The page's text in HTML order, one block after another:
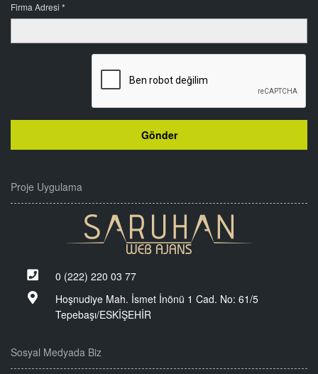
Firma Adresi *
Proje Uygulama
0 (222) 220 03 77
Hoşnudiye Mah. İsmet İnönü 1 Cad. No: 61/5
Tepebaşı/ESKİŞEHİR
Sosyal Medyada Biz